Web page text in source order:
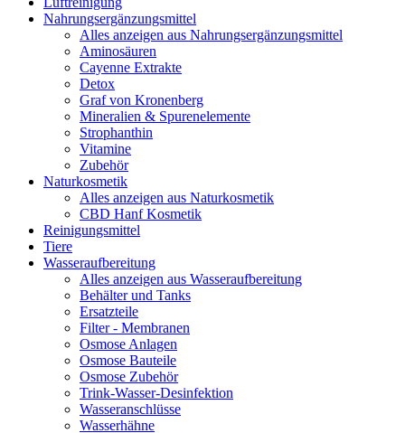
Nahrungsergänzungsmittel
Alles anzeigen aus Nahrungsergänzungsmittel
Aminosäuren
Cayenne Extrakte
Detox
Graf von Kronenberg
Mineralien & Spurenelemente
Strophanthin
Vitamine
Zubehör
Naturkosmetik
Alles anzeigen aus Naturkosmetik
CBD Hanf Kosmetik
Reinigungsmittel
Tiere
Wasseraufbereitung
Alles anzeigen aus Wasseraufbereitung
Behälter und Tanks
Ersatzteile
Filter - Membranen
Osmose Anlagen
Osmose Bauteile
Osmose Zubehör
Trink-Wasser-Desinfektion
Wasseranschlüsse
Wasserhähne